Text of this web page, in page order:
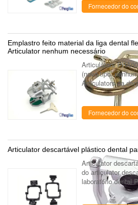
Fornecedor do
Emplastro feito material da liga dental
Articulator nenhum necessário
Articulators
(novo tipo,
Articulators da
tipo. 2. Flexível &
emplastro da
Fornecedor do
Articulator descartável plástico dental
Articulator
do articulator
laboratório dental
produtos foram
países, e nosso